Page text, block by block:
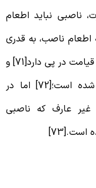
نباید اطعام
اطعام ناصب، به قدری
شدید است که وعدۀ عذاب سختی برای روز قیامت در پی دارد[71] و
گاه مساوی با قتل یک شیعه انگاشته شده است؛[72] اما در
عارف که ناصبی